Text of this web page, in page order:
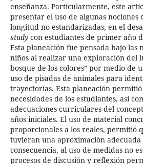
enseñanza. Particularmente, este
presentar el uso de algunas nociones
longitud no estandarizadas, en el
studycon estudiantes de primer año
Esta planeación fue pensada bajo las
niños al realizar una exploración del
bosque de los colores” por medio de
uso de pisadas de animales para
trayectorias. Esta planeación
necesidades de los estudiantes, así
adecuaciones curriculares del
años iniciales. El uso de material
proporcionales a los reales, permitió
tuvieran una aproximación adecuada
consecuencia, al uso de medidas no
procesos de discusión y reflexión